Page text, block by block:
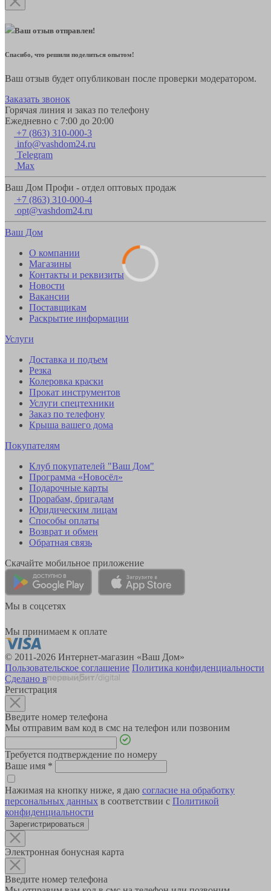
Ваш отзыв отправлен!
Спасибо, что решили поделиться опытом!
Ваш отзыв будет опубликован после проверки модератором.
Заказать звонок
Горячая линия и заказ по телефону
Ежедневно с 7:00 до 20:00
+7 (863) 310-000-3
info@vashdom24.ru
Telegram
Max
Ваш Дом Профи - отдел оптовых продаж
+7 (863) 310-000-4
opt@vashdom24.ru
Ваш Дом
О компании
Магазины
Контакты и реквизиты
Новости
Вакансии
Поставщикам
Раскрытие информации
Услуги
Доставка и подъем
Резка
Колеровка краски
Прокат инструментов
Услуги спецтехники
Заказ по телефону
Крыша вашего дома
Покупателям
Клуб покупателей "Ваш Дом"
Программа «Новосёл»
Подарочные карты
Прорабам, бригадам
Юридическим лицам
Способы оплаты
Возврат и обмен
Обратная связь
Скачайте мобильное приложение
Мы в соцсетях
Мы принимаем к оплате
© 2011-2026 Интернет-магазин «Ваш Дом»
Пользовательское соглашение Политика конфиденциальности
Сделано в
Регистрация
Введите номер телефона
Мы отправим вам код в смс на телефон или позвоним
Требуется подтверждение по номеру
Ваше имя *
Нажимая на кнопку ниже, я даю согласие на обработку
персональных данных в соответствии с Политикой
конфиденциальности
Зарегистрироваться
Электронная бонусная карта
Введите номер телефона